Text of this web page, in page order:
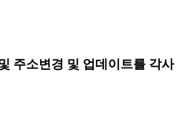
주소변경 및 업데이트를 각사